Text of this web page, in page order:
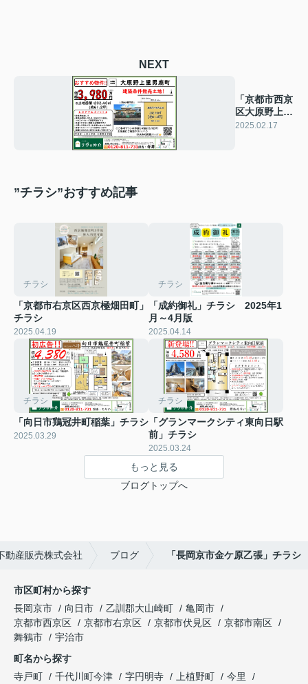
NEXT
「京都市西京
区大原野上里
男鹿町」チラ
2025.02.17
”チラシ”おすすめ記事
チラシ
「京都市右京区西京極畑田町」
チラシ
2025.04.19
チラシ
「成約御礼」チラシ 2025年1
月～4月版
2025.04.14
チラシ
「向日市鶏冠井町稲葉」チラシ
2025.03.29
チラシ
「グランマークシティ東向日駅
前」チラシ
2025.03.24
もっと見る
ブログトップへ
動産販売株式会社 ブログ 「長岡京市金ケ原乙張」チラシ
市区町村から探す
長岡京市
向日市 乙訓郡大山崎町
亀岡市
京都市西京区
京都市右京区 京都市伏見区
京都市南区
舞鶴市
宇治市
町名から探す
寺戸町
千代川町今津 字円明寺 上植野町
今里